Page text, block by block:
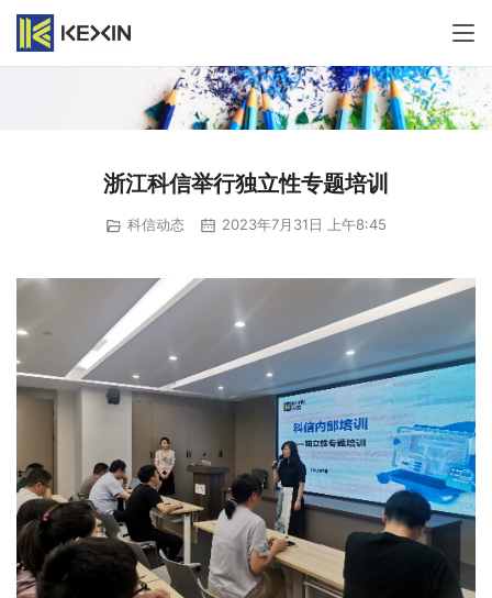
浙江科信举行独立性专题培训
科信动态 2023年7月31日 上午8:45